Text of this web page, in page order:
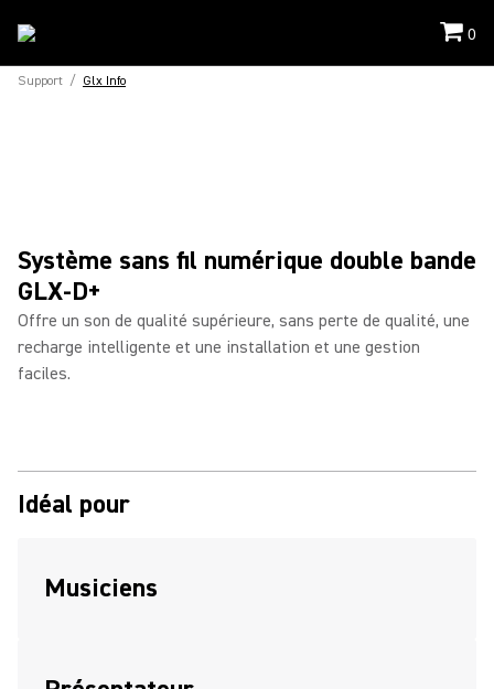
0
Support / Glx Info
Système sans fil numérique double bande
GLX-D+
Offre un son de qualité supérieure, sans perte de qualité, une
recharge intelligente et une installation et une gestion
faciles.
Idéal pour
Musiciens